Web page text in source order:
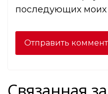
последующих моих